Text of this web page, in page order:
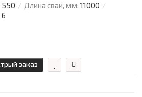
550 Длина сваи, мм: 11000
6
заказ